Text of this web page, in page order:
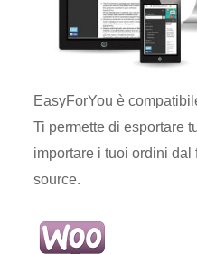
EasyForYou è
Ti permette di esportare
importare i tuoi ordini
source.